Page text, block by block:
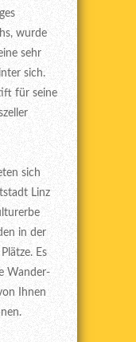
wurde
sehr
sich.
für seine
sich
Linz
in der
Es
Wander-
Ihnen